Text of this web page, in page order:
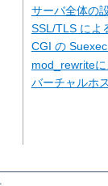
サーバ全体の
SSL/TLS によ
CGI の
mod_rewrite
バーチャルホ